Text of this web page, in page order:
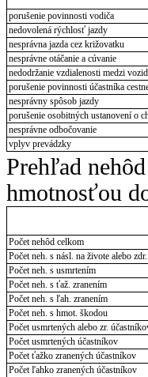
porušenie povinnosti vodiča
nedovolená rýchlosť jazdy
nesprávna jazda cez križovatku
nesprávne otáčanie a cúvanie
nedodržanie vzdialenosti medzi
porušenie povinnosti účastníka
nesprávny spôsob jazdy
porušenie osobitných ustanovení o
nesprávne odbočovanie
vplyv prevádzky
Prehľad
hmotnosťou
Počet nehôd celkom
Počet neh. s násl. na živote alebo zdr.
Počet neh. s usmrtením
Počet neh. s ťaž. zranením
Počet neh. s ľah. zranením
Počet neh. s hmot. škodou
Počet usmrtených alebo zr.
Počet usmrtených účastníkov
Počet ťažko zranených účastníkov
Počet ľahko zranených účastníkov